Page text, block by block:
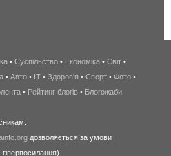
беспроводной
интернет
киев
wimax
• Суспільство • Економіка • Світ •
• Авто • IT • Здоров'я • Спорт • Фото •
• Рейтинг блогів • Блогожаби
дозволяється за умови